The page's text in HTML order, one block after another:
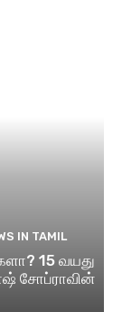
IN TAMIL
15 வயது
சோப்ராவின்